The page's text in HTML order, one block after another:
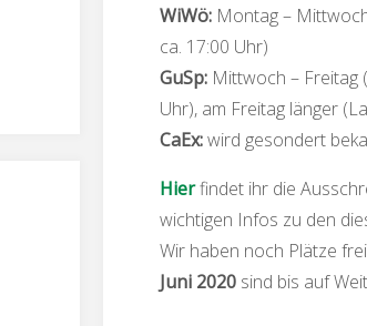
WiWö:Montag – Mittwoch
ca. 17:00 Uhr)
GuSp:Mittwoch – Freitag
Uhr), am Freitag länger
CaEx:wird gesondert
Hierfindet ihr die
wichtigen Infos zu den
Wir haben noch Plätze
Juni 2020sind bis auf